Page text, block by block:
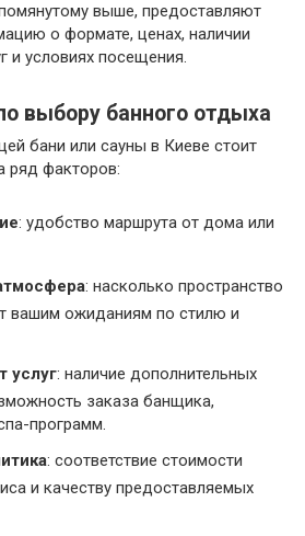
выше, предоставляют
о формате, ценах, наличии
и условиях посещения.
выбору банного отдыха
бани или сауны в Киеве стоит
ряд факторов:
: удобство маршрута от дома или
: насколько пространство
вашим ожиданиям по стилю и
услуг: наличие дополнительных
заказа банщика,
программ.
: соответствие стоимости
и качеству предоставляемых